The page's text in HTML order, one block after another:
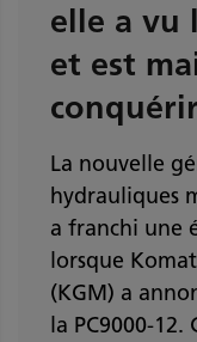
elle a vu
et est
La nouvelle
hydrauliques
a franchi une
lorsque
(KGM) a
la PC9000-